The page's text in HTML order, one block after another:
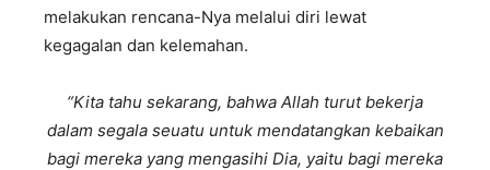
melakukan rencana-Nya melalui diri lewat
kegagalan dan kelemahan.
“Kita tahu sekarang, bahwa Allah turut bekerja
dalam segala seuatu untuk mendatangkan kebaikan
bagi mereka yang mengasihi Dia, yaitu bagi mereka